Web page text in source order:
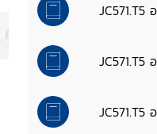
JC571.T5
JC571.T5
JC571.T5